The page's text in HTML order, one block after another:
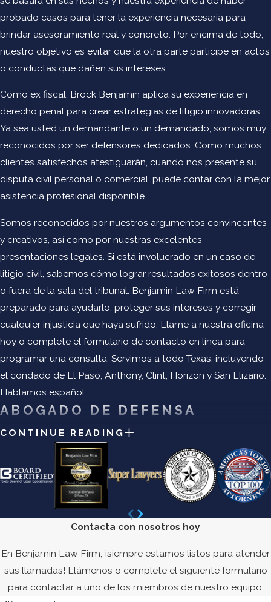
probado casos para tener la experiencia necesaria para
brindar asesoramiento real y concreto. Por encima de todo,
nuestro objetivo es evitar que la otra parte participe en actos
o conductas que dañen sus intereses.
Como ex fiscal, Brock Benjamin aplica su experiencia en
derecho penal para crear estrategias de litigio innovadoras.
Ya sea usted un demandante o un demandado, somos muy
reconocidos por ser defensores dedicados. Como muchos
clientes satisfechos atestiguarán, cuando nos presente su
disputa civil personal o comercial, puede contar con la mejor
asistencia profesional disponible.
Somos reconocidos por nuestros argumentos convincentes
y creativos, así como por nuestras excelentes
presentaciones legales. Si está involucrado en un caso de
litigio civil, sabemos cómo lograr resultados exitosos dentro
o fuera de la sala del tribunal. Benjamin Law Firm está
preparado para ayudarlo, proteger sus intereses y corregir
cualquier injusticia que haya sufrido. Llame a nuestra oficina
hoy o complete el formulario de contacto en línea para
programar una consulta. Servimos a todo Texas, incluyendo
el condado de El Paso, Anthony, Clint, Horizon y San Elizario.
Hablamos español.
ABOGADO DE DEFENSA
CRIMINAL EN EL PASO
Ser acusado de un delito en Texas es un asunto grave y una
condena puede tener consecuencias largas, una de las
cuales es la pérdida de su libertad. La mayoría de estos ni
siquiera provienen de la sentencia impuesta, sino que se
denominan ‘Consecuencias Colaterales:’ restricciones
penales acceder a oportunidades como empleo, licencias
ocupacionales, vivienda, votación y educación. Con tanto
que perder, es fundamental contar con una representación
CONTINUE READING
Contacta con nosotros hoy
En Benjamin Law Firm, ¡siempre estamos listos para atender
sus llamadas! Llámenos o complete el siguiente formulario
para contactar a uno de los miembros de nuestro equipo.